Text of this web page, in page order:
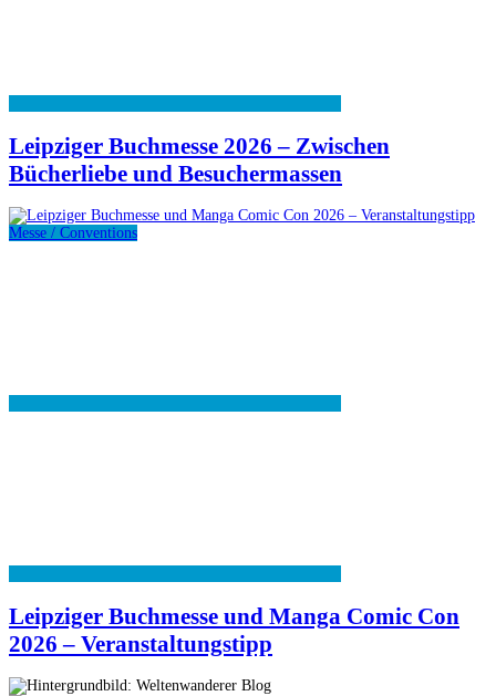
Leipziger Buchmesse 2026 – Zwischen
Bücherliebe und Besuchermassen
Messe / Conventions
Leipziger Buchmesse und Manga Comic Con
2026 – Veranstaltungstipp